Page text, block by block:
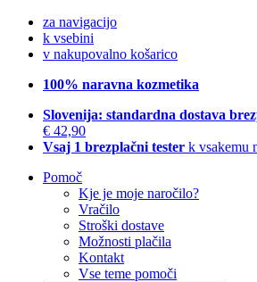
za navigacijo
k vsebini
v nakupovalno košarico
100% naravna kozmetika
Slovenija: standardna dostava
€ 42,90
Vsaj 1 brezplačni tester k vsakemu
Pomoč
Kje je moje naročilo?
Vračilo
Stroški dostave
Možnosti plačila
Kontakt
Vse teme pomoči